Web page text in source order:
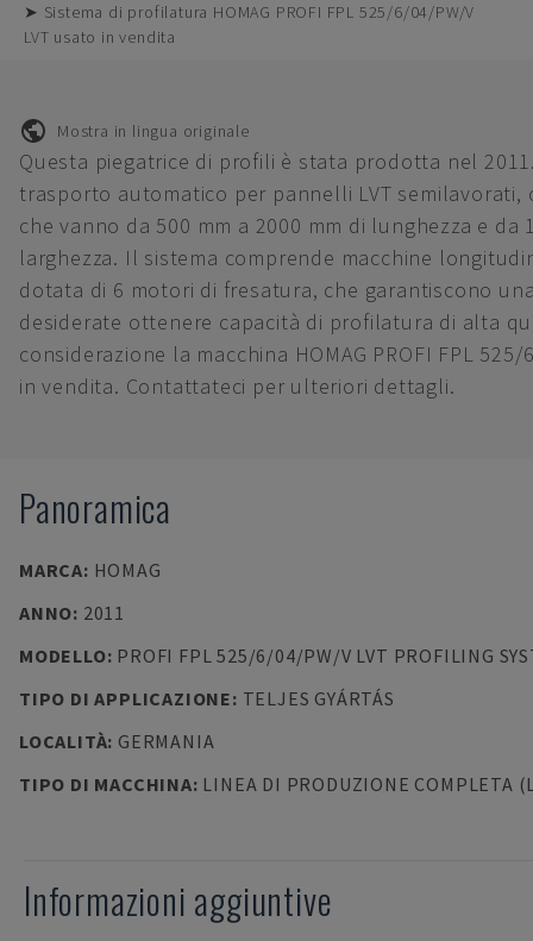
➤ Sistema di profilatura HOMAG PROFI FPL 525/6/04/PW/V
LVT usato in vendita
Mostra in lingua originale
Questa piegatrice di profili è stata prodotta nel
trasporto automatico per pannelli LVT semilavorati,
che vanno da 500 mm a 2000 mm di lunghezza e da
larghezza. Il sistema comprende macchine
dotata di 6 motori di fresatura, che garantiscono
desiderate ottenere capacità di profilatura di alta
considerazione la macchina HOMAG PROFI FPL
in vendita. Contattateci per ulteriori dettagli.
Panoramica
MARCA: HOMAG
ANNO: 2011
MODELLO: PROFI FPL 525/6/04/PW/V LVT PROFILING
TIPO DI APPLICAZIONE: TELJES GYÁRTÁS
LOCALITÀ: GERMANIA
TIPO DI MACCHINA: LINEA DI PRODUZIONE COMPLETA
Informazioni aggiuntive